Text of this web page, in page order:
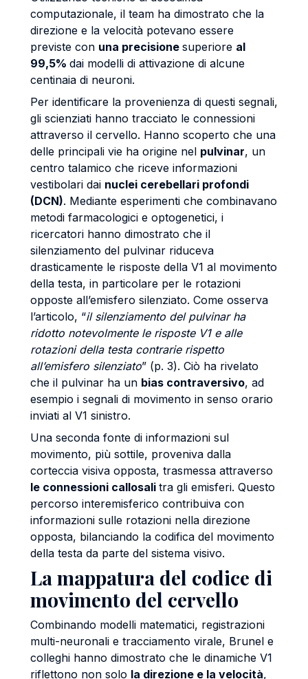
computazionale, il team ha dimostrato che la
direzione e la velocità potevano essere
previste con una precisione superiore al
99,5% dai modelli di attivazione di alcune
centinaia di neuroni.
Per identificare la provenienza di questi segnali,
gli scienziati hanno tracciato le connessioni
attraverso il cervello. Hanno scoperto che una
delle principali vie ha origine nel pulvinar, un
centro talamico che riceve informazioni
vestibolari dai nuclei cerebellari profondi
(DCN). Mediante esperimenti che combinavano
metodi farmacologici e optogenetici, i
ricercatori hanno dimostrato che il
silenziamento del pulvinar riduceva
drasticamente le risposte della V1 al movimento
della testa, in particolare per le rotazioni
opposte all’emisfero silenziato. Come osserva
l’articolo, “il silenziamento del pulvinar ha
ridotto notevolmente le risposte V1 e alle
rotazioni della testa contrarie rispetto
all’emisfero silenziato” (p. 3). Ciò ha rivelato
che il pulvinar ha un bias contraversivo, ad
esempio i segnali di movimento in senso orario
inviati al V1 sinistro.
Una seconda fonte di informazioni sul
movimento, più sottile, proveniva dalla
corteccia visiva opposta, trasmessa attraverso
le connessioni callosali tra gli emisferi. Questo
percorso interemisferico contribuiva con
informazioni sulle rotazioni nella direzione
opposta, bilanciando la codifica del movimento
della testa da parte del sistema visivo.
La mappatura del codice di
movimento del cervello
Combinando modelli matematici, registrazioni
multi-neuronali e tracciamento virale, Brunel e
colleghi hanno dimostrato che le dinamiche V1
riflettono non solo la direzione e la velocità,